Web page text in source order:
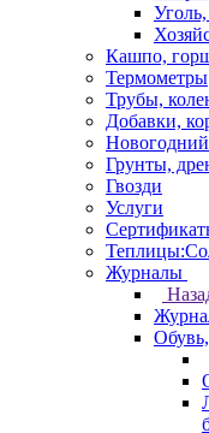
Кашпо,
Термометры
Трубы,
Добавки,
Грунты,
Гвозди
Услуги
Журналы